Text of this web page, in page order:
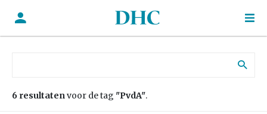
6 resultatenvoor de tag "PvdA".